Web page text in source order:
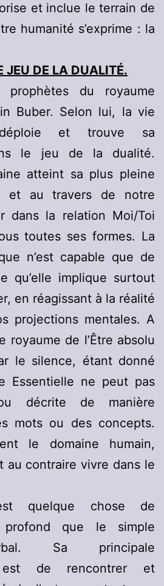
et inclue le terrain de
humanité s’exprime : la
JEU DE LA DUALITÉ.
du royaume
Buber. Selon lui, la vie
et trouve sa
le jeu de la dualité.
atteint sa plus pleine
et au travers de notre
dans la relation Moi/Toi
toutes ses formes. La
n’est capable que de
qu’elle implique surtout
en réagissant à la réalité
projections mentales. A
royaume de l’Être absolu
le silence, étant donné
Essentielle ne peut pas
décrite de manière
mots ou des concepts.
le domaine humain,
au contraire vivre dans le
quelque chose de
profond que le simple
Sa principale
est de rencontrer et